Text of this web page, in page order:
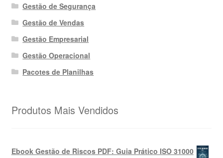
Gestão de Segurança
Gestão de Vendas
Gestão Empresarial
Gestão Operacional
Pacotes de Planilhas
Produtos Mais Vendidos
Ebook Gestão de Riscos PDF: Guia Prático ISO 31000